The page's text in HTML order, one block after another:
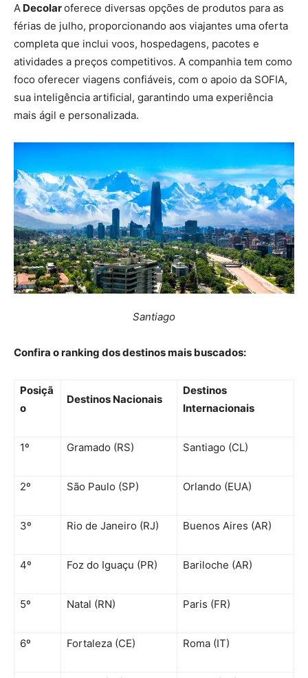
A Decolaroferece diversas opções de produtos para as
férias de julho, proporcionando aos viajantes uma oferta
completa que inclui voos, hospedagens, pacotes e
atividades a preços competitivos. A companhia tem como
foco oferecer viagens confiáveis, com o apoio da SOFIA,
sua inteligência artificial, garantindo uma experiência
mais ágil e personalizada.
Santiago
Confira o ranking dos destinos mais buscados:
Posiçã
o
Destinos Nacionais
Destinos
Internacionais
1º Gramado (RS) Santiago (CL)
2º São Paulo (SP) Orlando (EUA)
3º Rio de Janeiro (RJ) Buenos Aires (AR)
4º Foz do Iguaçu (PR) Bariloche (AR)
5º Natal (RN) Paris (FR)
6º Fortaleza (CE) Roma (IT)